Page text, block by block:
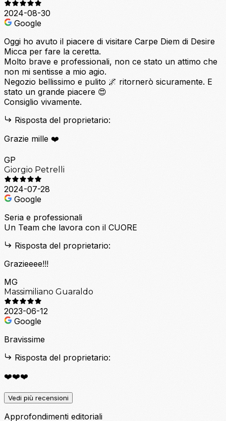
2024-08-30
Google
Oggi ho avuto il piacere di visitare Carpe Diem di Desire
Micca per fare la ceretta.
Molto brave e professionali, non ce stato un attimo che
non mi sentisse a mio agio.
Negozio bellissimo e pulito 🌌 ritornerò sicuramente. E
stato un grande piacere 😍
Consiglio vivamente.
Risposta del proprietario:
Grazie mille ❤️
GP
Giorgio Petrelli
2024-07-28
Google
Seria e professionali
Un Team che lavora con il CUORE
Risposta del proprietario:
Grazieeee!!!
MG
Massimiliano Guaraldo
2023-06-12
Google
Bravissime
Risposta del proprietario:
❤️❤️❤️
Vedi più recensioni
Approfondimenti editoriali